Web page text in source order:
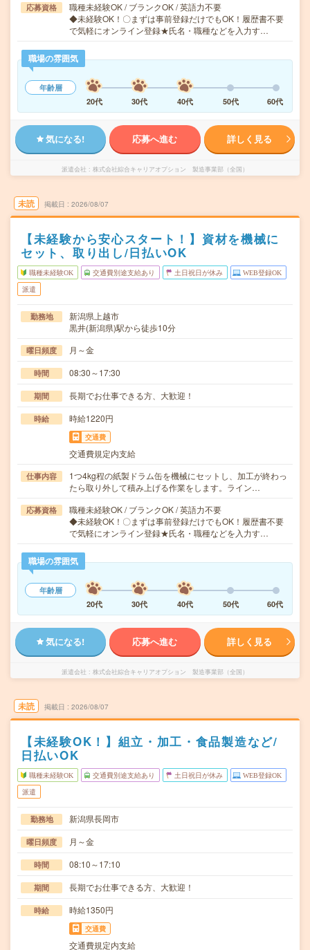
応募資格
職種未経験OK / ブランクOK / 英語力不要
◆未経験OK！〇まずは事前登録だけでもOK！履歴書不要
で気軽にオンライン登録★氏名・職種などを入力す…
職場の雰囲気
年齢層
20代
30代 40代 50代 60代
気になる! 応募へ進む 詳しく見る
派遣会社 株式会社綜合キャリアオプション 製造事業部（全国）
未読 掲載日 2026/08/07
【未経験から安心スタート！】資材を機械に
セット、取り出し/日払いOK
職種未経験OK 交通費別途支給あり 土日祝日が休み WEB登録OK
派遣
勤務地
新潟県上越市
黒井(新潟県)駅から徒歩10分
曜日頻度 月～金
時間 08:30～17:30
期間 長期でお仕事できる方、大歓迎！
時給 時給1220円
交通費
交通費規定内支給
仕事内容
1つ4kg程の紙製ドラム缶を機械にセットし、加工が終わっ
たら取り外して積み上げる作業をします。ライン…
応募資格
職種未経験OK / ブランクOK / 英語力不要
◆未経験OK！〇まずは事前登録だけでもOK！履歴書不要
で気軽にオンライン登録★氏名・職種などを入力す…
職場の雰囲気
年齢層
20代
30代 40代 50代 60代
気になる! 応募へ進む 詳しく見る
派遣会社 株式会社綜合キャリアオプション 製造事業部（全国）
未読 掲載日 2026/08/07
【未経験OK！】組立・加工・食品製造など/
日払いOK
職種未経験OK 交通費別途支給あり 土日祝日が休み WEB登録OK
派遣
勤務地 新潟県長岡市
曜日頻度 月～金
時間 08:10～17:10
期間 長期でお仕事できる方、大歓迎！
時給 時給1350円
交通費
交通費規定内支給